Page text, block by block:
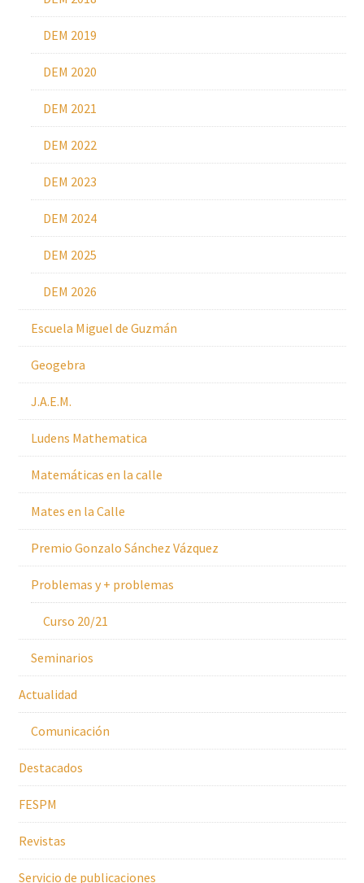
DEM 2019
DEM 2020
DEM 2021
DEM 2022
DEM 2023
DEM 2024
DEM 2025
DEM 2026
Escuela Miguel de Guzmán
Geogebra
J.A.E.M.
Ludens Mathematica
Matemáticas en la calle
Mates en la Calle
Premio Gonzalo Sánchez Vázquez
Problemas y + problemas
Curso 20/21
Seminarios
Actualidad
Comunicación
Destacados
FESPM
Revistas
Servicio de publicaciones